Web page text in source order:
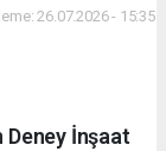
26.07.2026 - 15:35
Deney İnşaat